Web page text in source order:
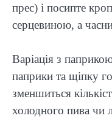
прес) і посипте
серцевиною, а
Варіація з
паприки та щіпку
зменшиться
холодного пива чи